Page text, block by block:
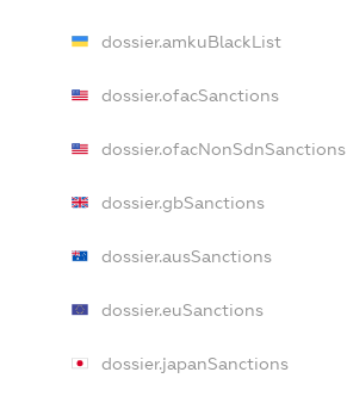
dossier.amkuBlackList
dossier.ofacSanctions
dossier.ofacNonSdnSanctions
dossier.gbSanctions
dossier.ausSanctions
dossier.euSanctions
dossier.japanSanctions